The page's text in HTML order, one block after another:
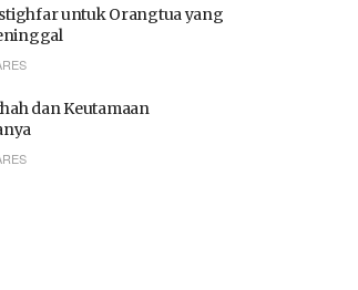
untuk Orangtua yang
dan Keutamaan